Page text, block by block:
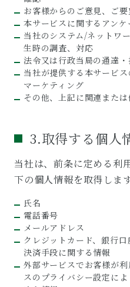
お客様からのご意見、ご
本サービスに関するアンケ
当社のシステム/ネットワ
生時の調査、対応
法令又は行政当局の通達
当社が提供する本サービ
マーケティング
その他、上記に関連また
3.取得する個人
当社は、前条に定める利
下の個人情報を取得します
氏名
電話番号
メールアドレス
クレジットカード、銀行
決済手段に関する情報
外部サービスでお客様が
スのプライバシー設定に